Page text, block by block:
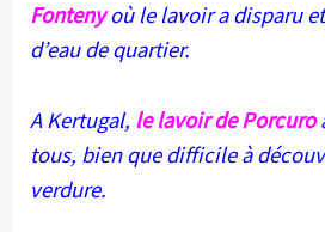
Fontenyoù le lavoir a disparu
d’eau de quartier.
A Kertugal, le lavoir de Porcuro
tous, bien que difficile à
verdure.